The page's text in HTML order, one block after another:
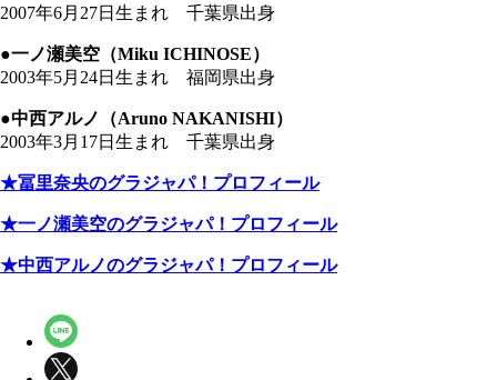
2007年6月27日生まれ 千葉県出身
●一ノ瀬美空（Miku ICHINOSE）
2003年5月24日生まれ 福岡県出身
●中西アルノ（Aruno NAKANISHI）
2003年3月17日生まれ 千葉県出身
★冨里奈央のグラジャパ！プロフィール
★一ノ瀬美空のグラジャパ！プロフィール
★中西アルノのグラジャパ！プロフィール